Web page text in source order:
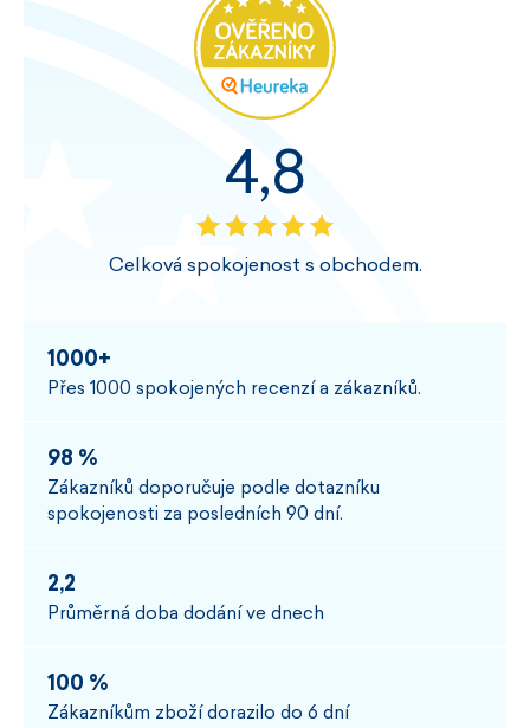
4,8
Celková spokojenost s obchodem.
1000+
Přes 1000 spokojených recenzí a zákazníků.
98 %
Zákazníků doporučuje podle dotazníku
spokojenosti za posledních 90 dní.
2,2
Průměrná doba dodání ve dnech
100 %
Zákazníkům zboží dorazilo do 6 dní